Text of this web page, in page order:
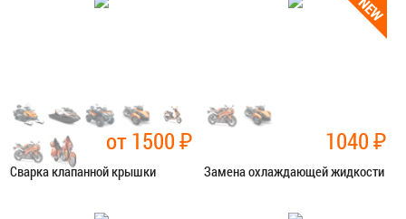
от 1500₽
Сварка клапанной крышки
Сварочные работы
1040₽
Замена охлаждающей жидкости
Ремонт сист.